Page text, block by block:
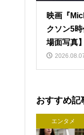
映画『
クソン5
場面写真
おすすめ記
エンタメ